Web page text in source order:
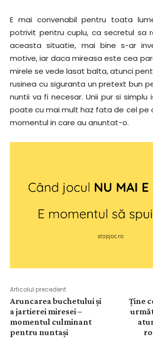
E mai convenabil pentru toata
potrivit pentru cuplu, ca secretul sa
aceasta situatie, mai bine s-ar
motive, iar daca mireasa este cea
mirele se vede lasat balta, atunci
rusinea cu siguranta un pretext bun
nuntii va fi necesar. Unii pur si simplu
poate cu mai mult haz fata de cel pe
momentul in care au anuntat-o.
Articolul precedent
Aruncarea buchetului și
a jartierei miresei –
momentul culminant
pentru nuntași
Ține